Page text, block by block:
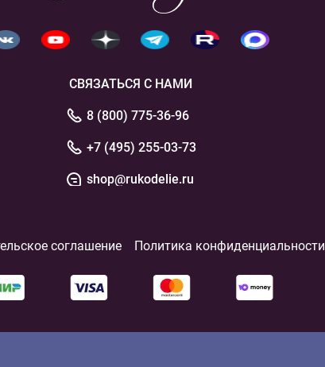
СВЯЗАТЬСЯ С НАМИ
8 (800) 775-36-96
+7 (495) 255-03-73
shop@rukodelie.ru
соглашение Политика конфиденциальности